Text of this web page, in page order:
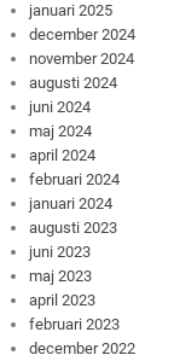
januari 2025
december 2024
november 2024
augusti 2024
juni 2024
maj 2024
april 2024
februari 2024
januari 2024
augusti 2023
juni 2023
maj 2023
april 2023
februari 2023
december 2022